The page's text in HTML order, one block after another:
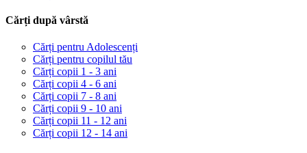
Cărți după vârstă
Cărți pentru Adolescenți
Cărți pentru copilul tău
Cărți copii 1 - 3 ani
Cărți copii 4 - 6 ani
Cărți copii 7 - 8 ani
Cărți copii 9 - 10 ani
Cărți copii 11 - 12 ani
Cărți copii 12 - 14 ani